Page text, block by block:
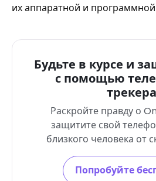
их аппаратной и программной
Будьте в курсе и
с помощью
трекера
Раскройте правду о
защитите свой
близкого человека от
Попробуйте